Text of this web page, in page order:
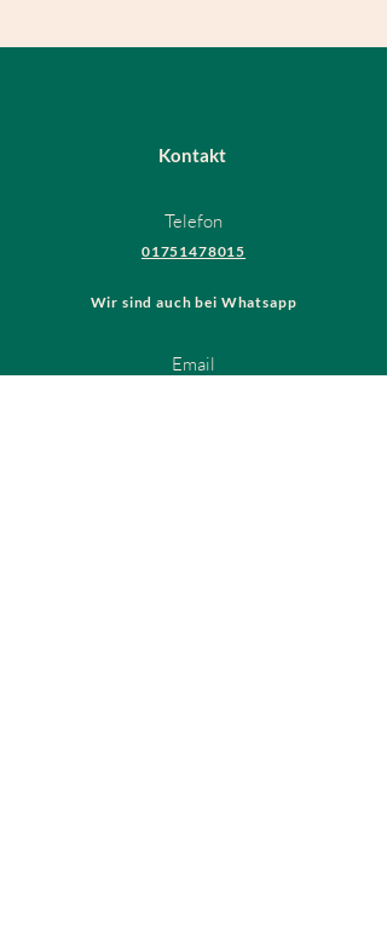
Kontakt
Telefon
01751478015
Wir sind auch bei Whatsapp
Email